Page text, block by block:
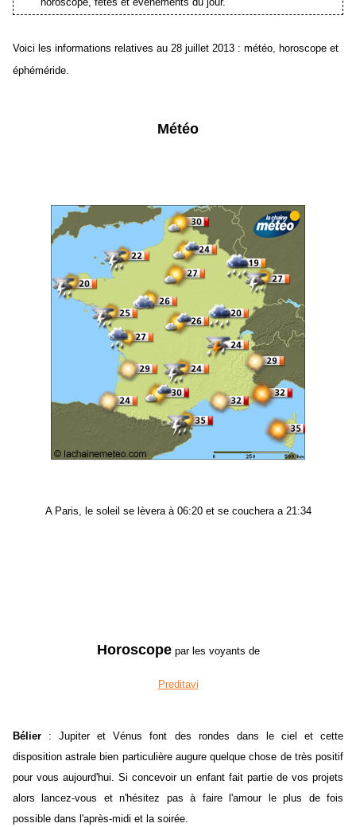
Voici les informations relatives au 28 juillet 2013 : météo, horoscope et
éphéméride.
Météo
A Paris, le soleil se lèvera à 06:20 et se couchera a 21:34
Horoscopepar les voyants de
Preditavi
Bélier : Jupiter et Vénus font des rondes dans le ciel et cette
disposition astrale bien particulière augure quelque chose de très positif
pour vous aujourd'hui. Si concevoir un enfant fait partie de vos projets
alors lancez-vous et n'hésitez pas à faire l'amour le plus de fois
possible dans l'après-midi et la soirée.